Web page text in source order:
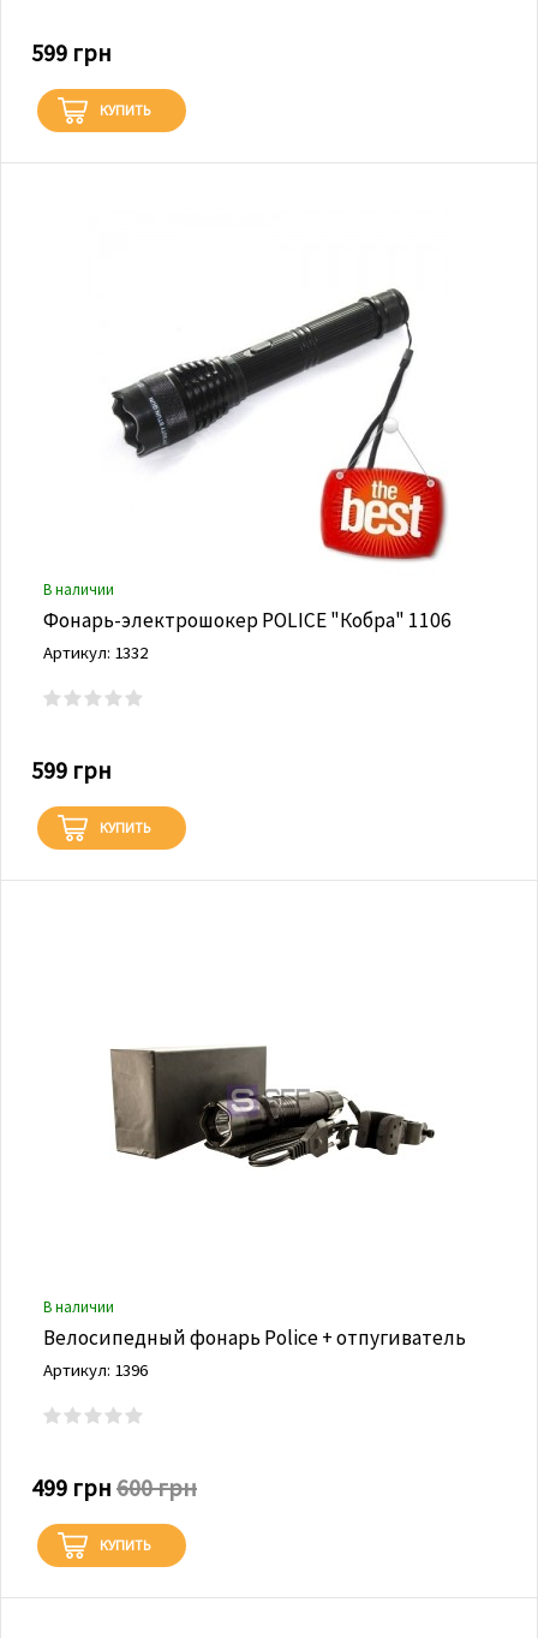
599 грн
КУПИТЬ
В наличии
Фонарь-электрошокер POLICE "Кобра" 1106
Артикул: 1332
599 грн
КУПИТЬ
В наличии
Велосипедный фонарь Police + отпугиватель
Артикул: 1396
499 грн 600 грн
КУПИТЬ